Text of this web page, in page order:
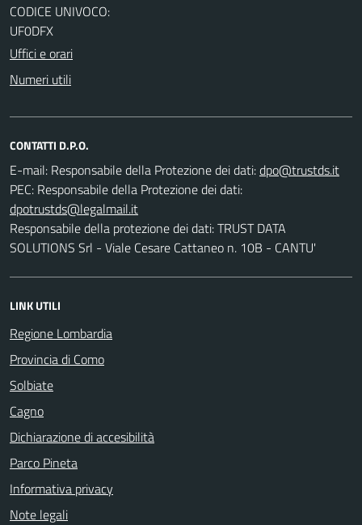
CODICE UNIVOCO:
UF0DFX
Uffici e orari
Numeri utili
CONTATTI D.P.O.
E-mail: Responsabile della Protezione dei dati:
PEC: Responsabile della Protezione dei dati:
Responsabile della protezione dei dati: TRUST DATA
SOLUTIONS Srl - Viale Cesare Cattaneo n. 10B - CANTU'
LINK UTILI
Regione Lombardia
Provincia di Como
Solbiate
Cagno
Dichiarazione di accesibilità
Parco Pineta
Informativa privacy
Note legali